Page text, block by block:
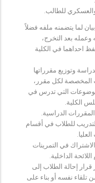
للطالب.
لما يتضمنه ملفه فضلاً
بعد التخرج،
احداهما في الكلية
وتوزيع مقرراتها
المخصصة لكل مقرر،
التي تدرس في
الكلية.
الدراسية.
التدريب للطلاب في أقسام
في التمرينات
الداخلية.
إحالة الطلاب إلى
نفسه أو بناء على